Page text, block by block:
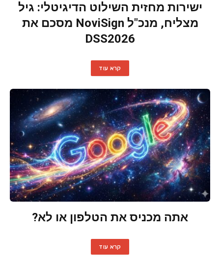
ישירות מחזית השילוט הדיגיטלי: גיל
מצליח, מנכ"ל NoviSign מסכם את
DSS2026
קרא עוד
אתה מכניס את הטלפון או לא?
קרא עוד